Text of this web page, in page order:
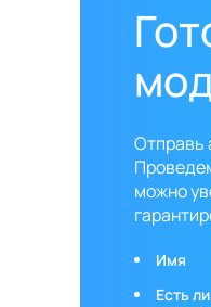
Отправь
можно
Имя
Есть